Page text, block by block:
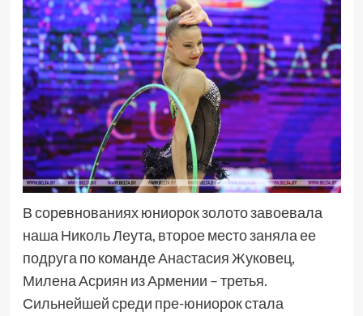
В соревнованиях юниорок золото завоевала
наша Николь Леута, второе место заняла ее
подруга по команде Анастасия Жуковец,
Милена Асриян из Армении – третья.
Сильнейшей среди пре-юниорок стала